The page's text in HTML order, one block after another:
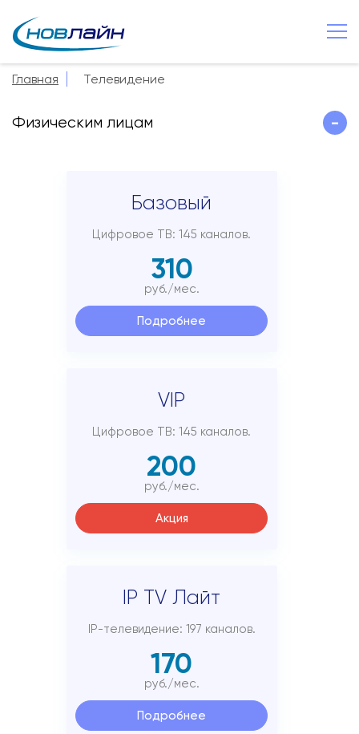
Старая Русса
Поддержка
Зона охвата
Способы оплаты
Главная Телевидение
Физическим лицам -
Базовый
Цифровое ТВ: 145 каналов.
310
руб./мес.
Подробнее
VIP
Цифровое ТВ: 145 каналов.
200
руб./мес.
Акция
IP TV Лайт
IP-телевидение: 197 каналов.
170
руб./мес.
Подробнее